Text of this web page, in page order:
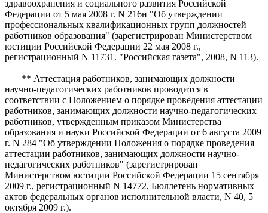
здравоохранения и социального развития Российской
Федерации от 5 мая 2008 г. N 216н "Об утверждении
профессиональных квалификационных групп должностей
работников образования" (зарегистрирован Министерством
юстиции Российской Федерации 22 мая 2008 г.,
регистрационный N 11731. "Российская газета", 2008, N 113).
** Аттестация работников, занимающих должности
научно-педагогических работников проводится в
соответствии с Положением о порядке проведения аттестации
работников, занимающих должности научно-педагогических
работников, утвержденным приказом Министерства
образования и науки Российской Федерации от 6 августа 2009
г. N 284 "Об утверждении Положения о порядке проведения
аттестации работников, занимающих должности научно-
педагогических работников" (зарегистрирован
Министерством юстиции Российской Федерации 15 сентября
2009 г., регистрационный N 14772, Бюллетень нормативных
актов федеральных органов исполнительной власти, N 40, 5
октября 2009 г.).